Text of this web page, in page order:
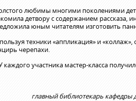
любимы многими поколениями
детвору с содержанием рассказа,
юным читателям изготовить
техники «аппликация» и
черепахи.
участника мастер-класса
главный библиотекарь кафедры